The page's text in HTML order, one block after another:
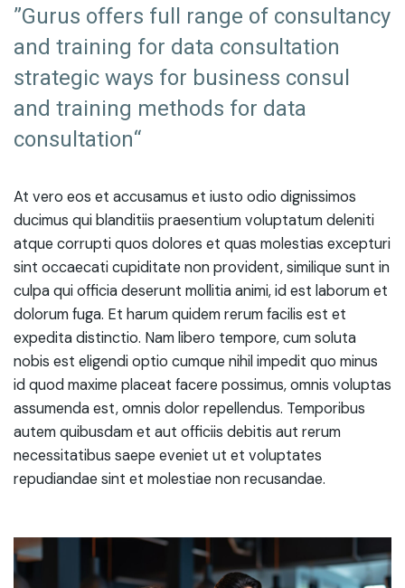
”Gurus offers full range of consultancy
and training for data consultation
strategic ways for business consul
and training methods for data
consultation“
At vero eos et accusamus et iusto odio dignissimos
ducimus qui blanditiis praesentium voluptatum deleniti
atque corrupti quos dolores et quas molestias excepturi
sint occaecati cupiditate non provident, similique sunt in
culpa qui officia deserunt mollitia animi, id est laborum et
dolorum fuga. Et harum quidem rerum facilis est et
expedita distinctio. Nam libero tempore, cum soluta
nobis est eligendi optio cumque nihil impedit quo minus
id quod maxime placeat facere possimus, omnis voluptas
assumenda est, omnis dolor repellendus. Temporibus
autem quibusdam et aut officiis debitis aut rerum
necessitatibus saepe eveniet ut et voluptates
repudiandae sint et molestiae non recusandae.